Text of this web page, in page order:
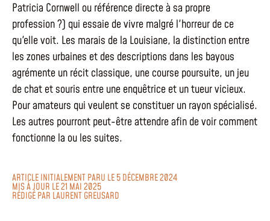
Patricia Cornwell ou référence directe à sa propre
profession ?) qui essaie de vivre malgré l'horreur de ce
qu'elle voit. Les marais de la Louisiane, la distinction entre
les zones urbaines et des descriptions dans les bayous
agrémente un récit classique, une course poursuite, un jeu
de chat et souris entre une enquêtrice et un tueur vicieux.
Pour amateurs qui veulent se constituer un rayon spécialisé.
Les autres pourront peut-être attendre afin de voir comment
fonctionne la ou les suites.
ARTICLE INITIALEMENT PARU LE 5 DÉCEMBRE 2024
MIS À JOUR LE 21 MAI 2025
RÉDIGÉ PAR LAURENT GREUSARD